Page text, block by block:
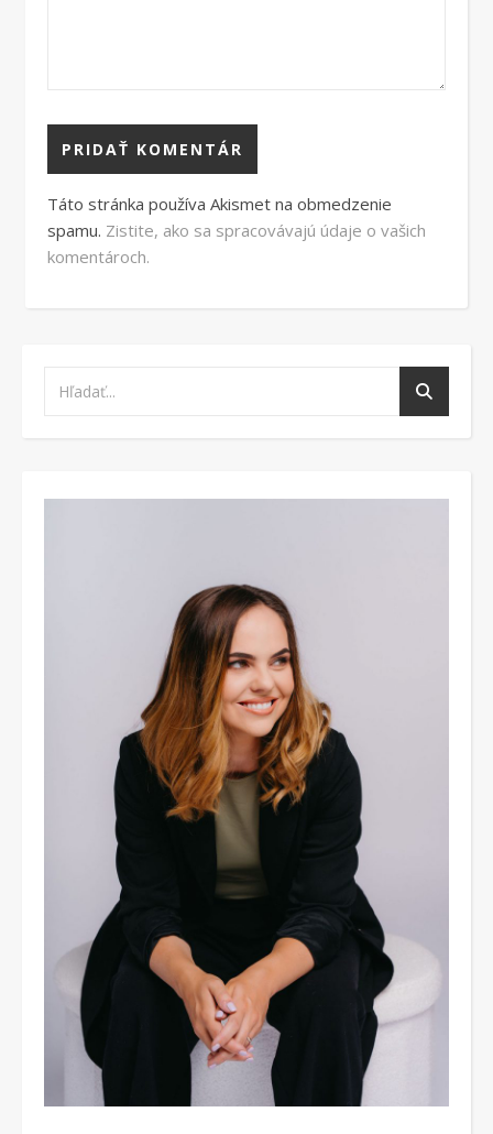
Táto stránka používa Akismet na obmedzenie
spamu. Zistite, ako sa spracovávajú údaje o vašich
komentároch.